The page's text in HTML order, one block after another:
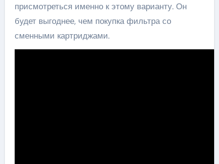
присмотреться именно к этому варианту. Он
будет выгоднее, чем покупка фильтра со
сменными картриджами.